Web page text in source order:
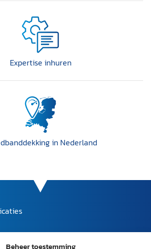
Beheer toestemming
Expertise inhuren
in Nederland